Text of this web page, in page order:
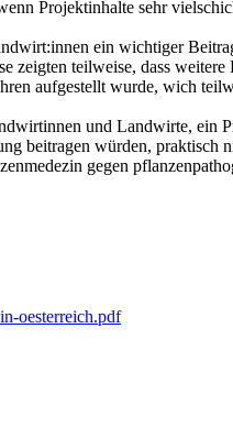
Projektinhalte sehr
ein wichtiger
zeigten teilweise, dass
aufgestellt wurde, wich
und Landwirte,
beitragen würden, praktisch
gegen
oesterreich.pdf